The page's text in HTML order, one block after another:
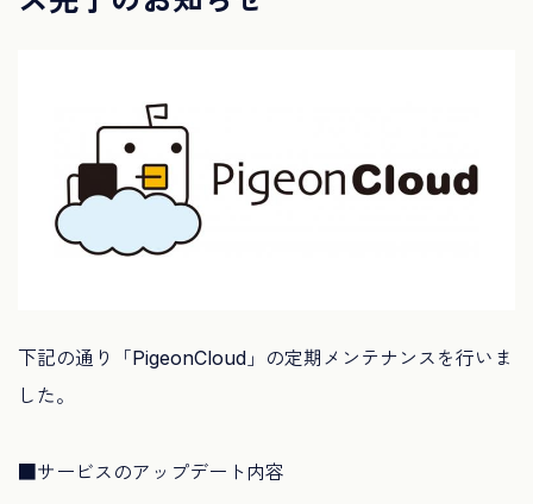
下記の通り「PigeonCloud」の定期メンテナンスを行いま
した。
■サービスのアップデート内容